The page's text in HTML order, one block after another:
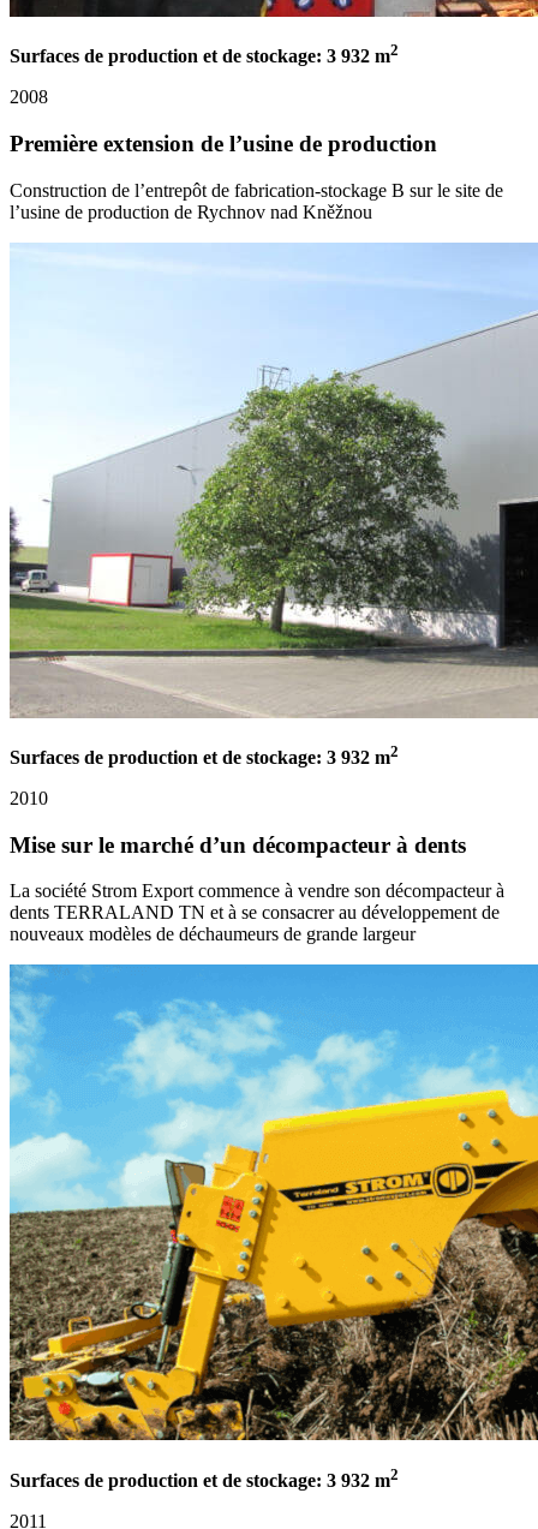
Surfaces de production et de stockage: 3 932 m2
2008
Première extension de l’usine de production
Construction de l’entrepôt de fabrication-stockage B sur le site de
l’usine de production de Rychnov nad Kněžnou
Surfaces de production et de stockage: 3 932 m2
2010
Mise sur le marché d’un décompacteur à dents
La société Strom Export commence à vendre son décompacteur à
dents TERRALAND TN et à se consacrer au développement de
nouveaux modèles de déchaumeurs de grande largeur
Surfaces de production et de stockage: 3 932 m2
2011